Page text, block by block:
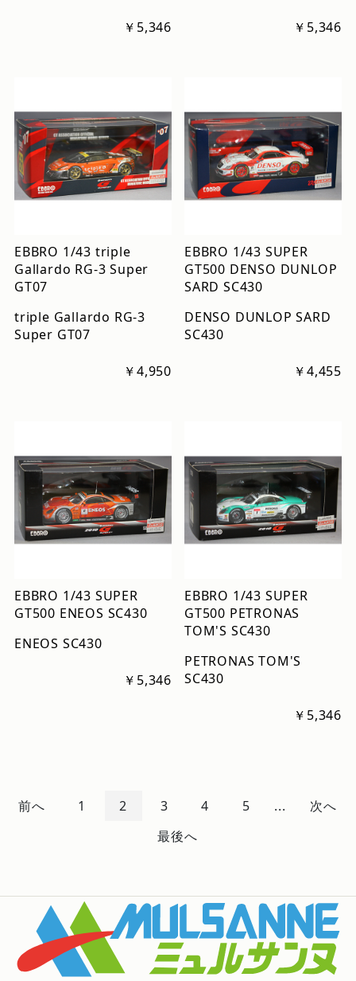
￥5,346 ￥5,346
EBBRO 1/43 triple
Gallardo RG-3 Super
GT07
triple Gallardo RG-3
Super GT07
￥4,950
EBBRO 1/43 SUPER
GT500 DENSO DUNLOP
SARD SC430
DENSO DUNLOP SARD
SC430
￥4,455
EBBRO 1/43 SUPER
GT500 ENEOS SC430
ENEOS SC430
￥5,346
EBBRO 1/43 SUPER
GT500 PETRONAS
TOM'S SC430
PETRONAS TOM'S
SC430
￥5,346
前へ 1 2 3 4 5 ...
次へ
最後へ